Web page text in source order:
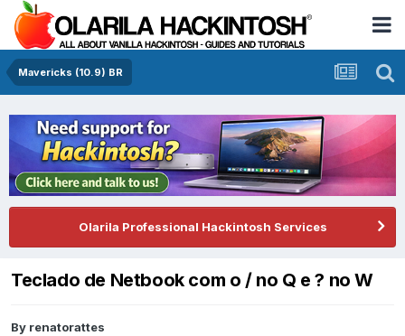
Mavericks (10.9) BR
Olarila Professional Hackintosh Services
Teclado de Netbook com o / no Q e ? no W
By renatorattes